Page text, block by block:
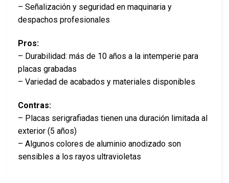
– Señalización y seguridad en maquinaria y
despachos profesionales
Pros:
– Durabilidad: más de 10 años a la intemperie para
placas grabadas
– Variedad de acabados y materiales disponibles
Contras:
– Placas serigrafiadas tienen una duración limitada al
exterior (5 años)
– Algunos colores de aluminio anodizado son
sensibles a los rayos ultravioletas